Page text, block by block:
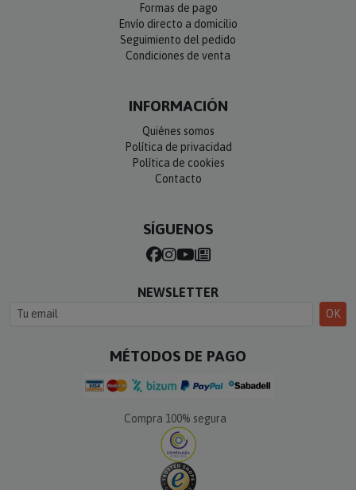
Formas de pago
Envío directo a domicilio
Seguimiento del pedido
Condiciones de venta
INFORMACIÓN
Quiénes somos
Política de privacidad
Política de cookies
Contacto
SÍGUENOS
NEWSLETTER
OK
MÉTODOS DE PAGO
Compra 100% segura